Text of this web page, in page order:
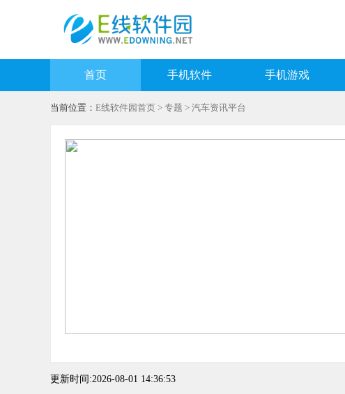
首页 手机软件 手机游戏
当前位置： E线软件园首页 > 专题 > 汽车资讯平台
更新时间:2026-08-01 14:36:53